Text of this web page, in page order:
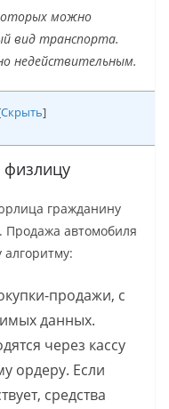
можно
вид транспорта.
недействительным.
Скрыть]
гражданину
Продажа автомобиля
продажи, с
данных.
через кассу
ордеру. Если
средства